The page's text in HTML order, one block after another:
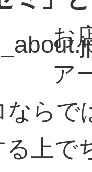
お
ア
ならで
る上で